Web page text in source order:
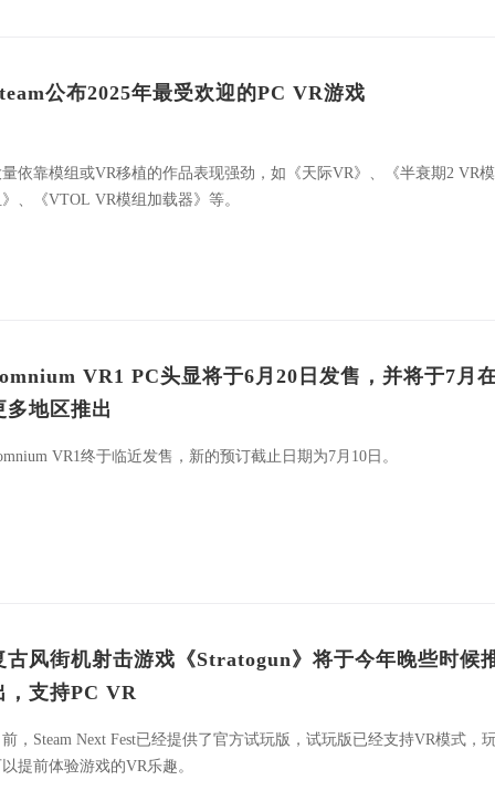
公布2025年最受欢迎的PC VR游戏
依靠模组或VR移植的作品表现强劲，如《天际VR》、《半衰期2 VR模
、《VTOL VR模组加载器》等。
VR1 PC头显将于6月20日发售，并将于7月
多地区推出
VR1终于临近发售，新的预订截止日期为7月10日。
古风街机射击游戏《Stratogun》将于今年晚些时候
，支持PC VR
，Steam Next Fest已经提供了官方试玩版，试玩版已经支持VR模式，
提前体验游戏的VR乐趣。